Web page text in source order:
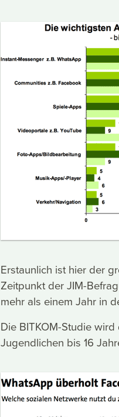
Erstaunlich ist hier der
Zeitpunkt der JIM-
mehr als einem Jahr in
Die BITKOM-Studie
Jugendlichen bis 16